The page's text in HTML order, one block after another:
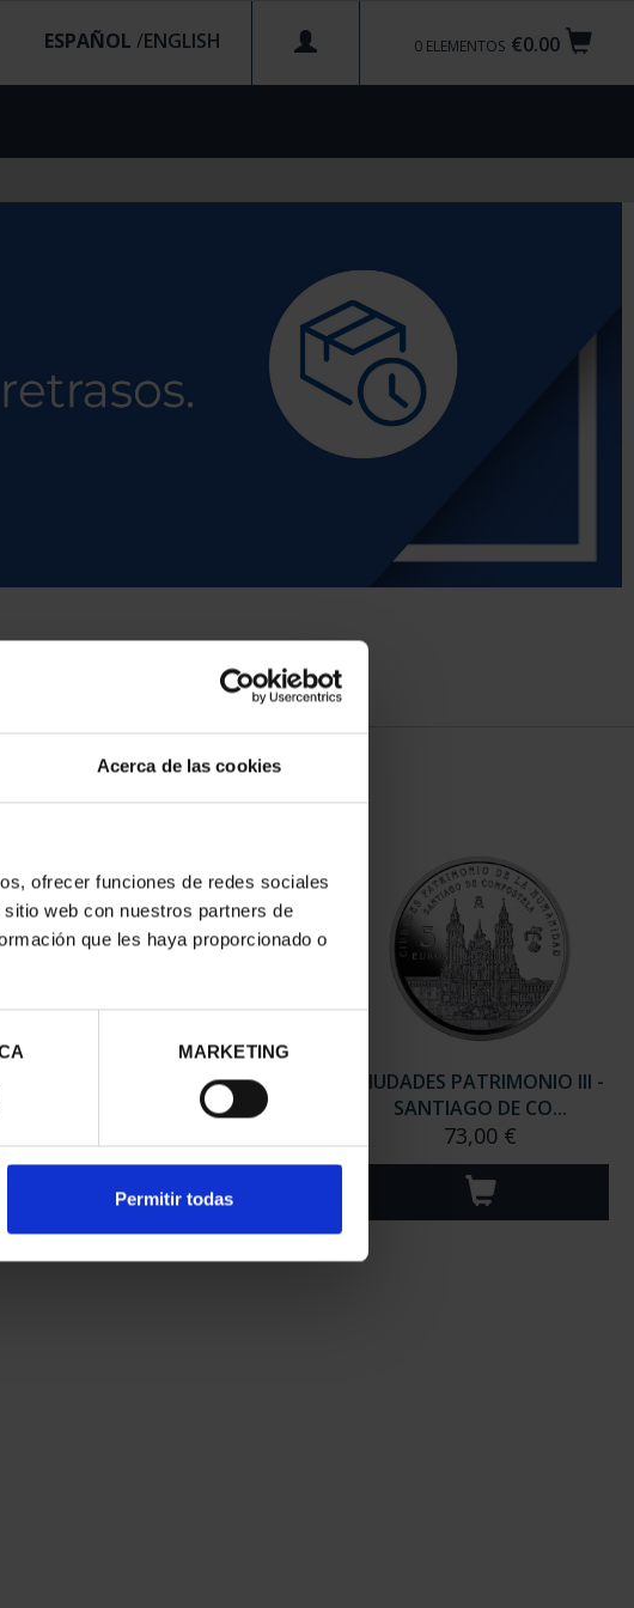
Acerca de las cookies
ofrecer funciones de redes sociales
web con nuestros partners de
que les haya proporcionado o
MARKETING
Permitir todas
€0.00
0 ELEMENTOS
ESPAÑOL /
CIUDADES PATRIMONIO III -
UBEDA
CIUDADES PATRIMONIO III -
SANTIAGO DE CO...
73,00 €